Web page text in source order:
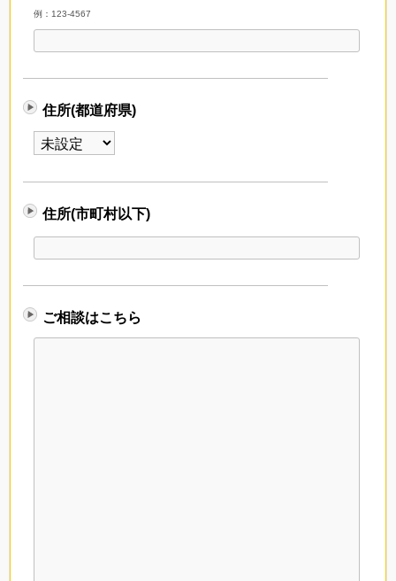
例：123-4567
住所(都道府県)
住所(市町村以下)
ご相談はこちら